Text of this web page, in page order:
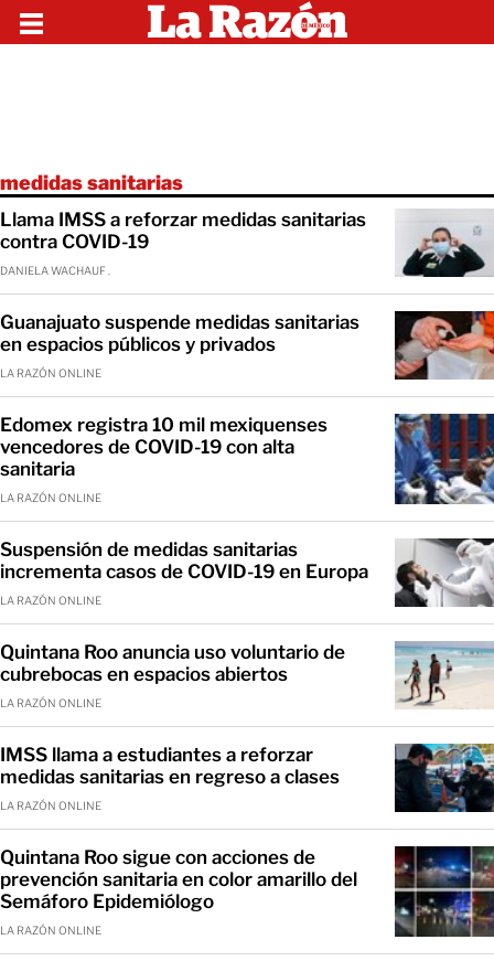
medidas sanitarias
Llama IMSS a reforzar medidas sanitarias
contra COVID-19
DANIELA WACHAUF .
Guanajuato suspende medidas sanitarias
en espacios públicos y privados
LA RAZÓN ONLINE
Edomex registra 10 mil mexiquenses
vencedores de COVID-19 con alta
sanitaria
LA RAZÓN ONLINE
Suspensión de medidas sanitarias
incrementa casos de COVID-19 en Europa
LA RAZÓN ONLINE
Quintana Roo anuncia uso voluntario de
cubrebocas en espacios abiertos
LA RAZÓN ONLINE
IMSS llama a estudiantes a reforzar
medidas sanitarias en regreso a clases
LA RAZÓN ONLINE
Quintana Roo sigue con acciones de
prevención sanitaria en color amarillo del
Semáforo Epidemiólogo
LA RAZÓN ONLINE